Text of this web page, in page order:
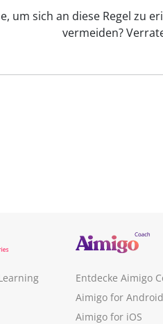
um sich an diese Regel zu
vermeiden?
Entdecke Aimigo
Aimigo for Android
Aimigo for iOS